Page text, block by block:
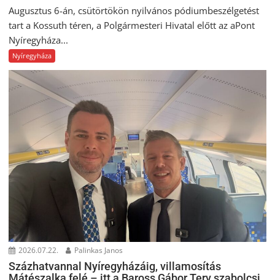
Augusztus 6-án, csütörtökön nyilvános pódiumbeszélgetést
tart a Kossuth téren, a Polgármesteri Hivatal előtt az aPont
Nyíregyháza...
Nyíregyháza
2026.07.22. Palinkas Janos
Százhatvannal Nyíregyházáig, villamosítás